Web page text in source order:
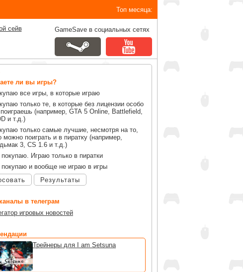
Топ месяца:
сейв GameSave в социальных сетях
ли вы игры?
все игры, в которые играю
только те, в которые без лицензии особо
(например, GTA 5 Online, Battlefield,
и т.д.)
только самые лучшие, несмотря на то,
можно поиграть и в пиратку (например,
3, CS 1.6 и т.д.)
покупаю. Играю только в пиратки
покупаю и вообще не играю в игры
Результаты
в телеграм
игровых новостей
Трейнеры для I am Setsuna